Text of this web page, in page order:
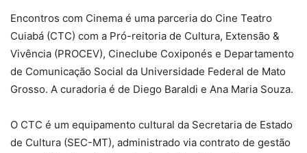
Encontros com Cinema é uma parceria do Cine Teatro
Cuiabá (CTC) com a Pró-reitoria de Cultura, Extensão &
Vivência (PROCEV), Cineclube Coxiponés e Departamento
de Comunicação Social da Universidade Federal de Mato
Grosso. A curadoria é de Diego Baraldi e Ana Maria Souza.
O CTC é um equipamento cultural da Secretaria de Estado
de Cultura (SEC-MT), administrado via contrato de gestão